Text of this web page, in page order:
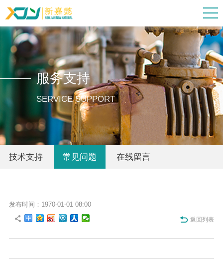
服务支持
SERVICE SUPPORT
技术支持 常见问题 在线留言
发布时间：1970-01-01 08:00
返回列表